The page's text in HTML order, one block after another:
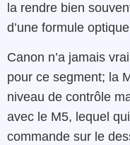
la rendre bien
d’une formule
Canon n’a jamais
pour ce segment; la
niveau de contrôle
avec le M5, lequel
commande sur le